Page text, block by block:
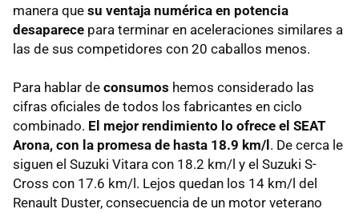
manera que su ventaja numérica en potencia
desaparece para terminar en aceleraciones similares a
las de sus competidores con 20 caballos menos.
Para hablar de consumos hemos considerado las
cifras oficiales de todos los fabricantes en ciclo
combinado. El mejor rendimiento lo ofrece el SEAT
Arona, con la promesa de hasta 18.9 km/l . De cerca le
siguen el Suzuki Vitara con 18.2 km/l y el Suzuki S-
Cross con 17.6 km/l. Lejos quedan los 14 km/l del
Renault Duster, consecuencia de un motor veterano